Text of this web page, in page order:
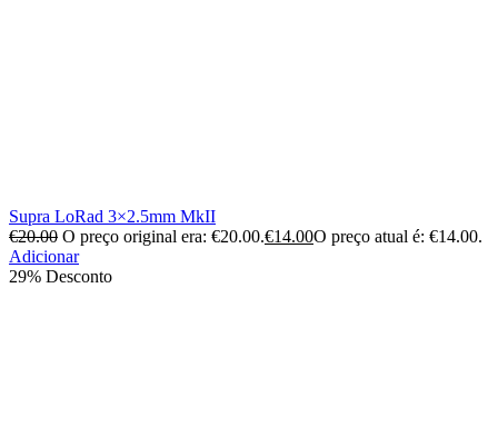
Supra LoRad 3×2.5mm MkII
€20.00 O preço original era: €20.00.€14.00O preço atual é: €14.00.
Adicionar
29% Desconto